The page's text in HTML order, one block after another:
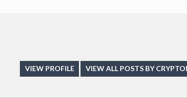
VIEW PROFILE VIEW ALL POSTS BY